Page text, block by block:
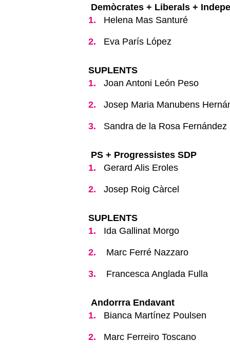
Demòcrates + Liberals +
Helena Mas Santuré
Eva París López
SUPLENTS
Joan Antoni León Peso
Josep Maria Manubens
Sandra de la Rosa Fernández
PS + Progressistes SDP
Gerard Alis Eroles
Josep Roig Càrcel
SUPLENTS
Ida Gallinat Morgo
Marc Ferré Nazzaro
Francesca Anglada Fulla
Andorrra Endavant
Bianca Martínez Poulsen
Marc Ferreiro Toscano